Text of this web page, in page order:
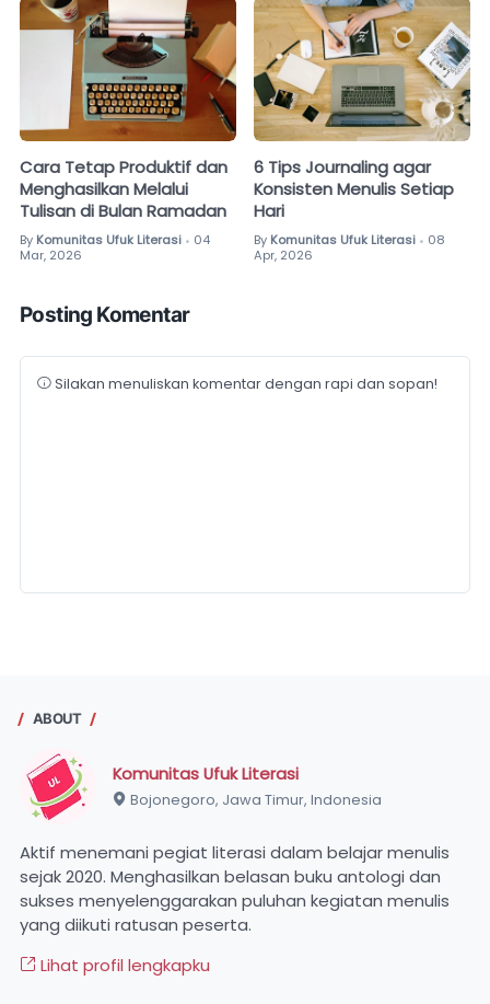
Cara Tetap Produktif dan
Menghasilkan Melalui
Tulisan di Bulan Ramadan
By Komunitas Ufuk Literasi • 04
Mar, 2026
6 Tips Journaling agar
Konsisten Menulis Setiap
Hari
By Komunitas Ufuk Literasi • 08
Apr, 2026
Posting Komentar
Silakan menuliskan komentar dengan rapi dan sopan!
ABOUT
Komunitas Ufuk Literasi
Bojonegoro, Jawa Timur, Indonesia
Aktif menemani pegiat literasi dalam belajar menulis
sejak 2020. Menghasilkan belasan buku antologi dan
sukses menyelenggarakan puluhan kegiatan menulis
yang diikuti ratusan peserta.
Lihat profil lengkapku